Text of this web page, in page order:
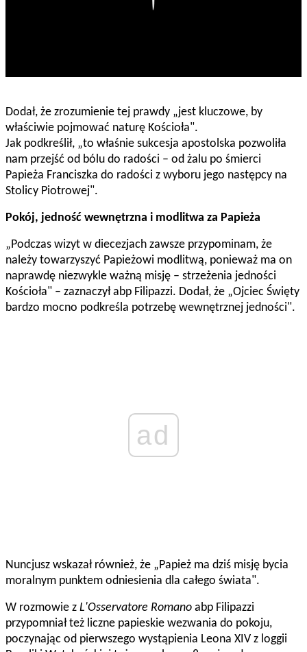
Dodał, że zrozumienie tej prawdy „jest kluczowe, by
właściwie pojmować naturę Kościoła".
Jak podkreślił, „to właśnie sukcesja apostolska pozwoliła
nam przejść od bólu do radości – od żalu po śmierci
Papieża Franciszka do radości z wyboru jego następcy na
Stolicy Piotrowej".
Pokój, jedność wewnętrzna i modlitwa za Papieża
„Podczas wizyt w diecezjach zawsze przypominam, że
należy towarzyszyć Papieżowi modlitwą, ponieważ ma on
naprawdę niezwykle ważną misję – strzeżenia jedności
Kościoła" – zaznaczył abp Filipazzi. Dodał, że „Ojciec Święty
bardzo mocno podkreśla potrzebę wewnętrznej jedności".
ad
Nuncjusz wskazał również, że „Papież ma dziś misję bycia
moralnym punktem odniesienia dla całego świata".
W rozmowie z L'Osservatore Romano abp Filipazzi
przypomniał też liczne papieskie wezwania do pokoju,
poczynając od pierwszego wystąpienia Leona XIV z loggii